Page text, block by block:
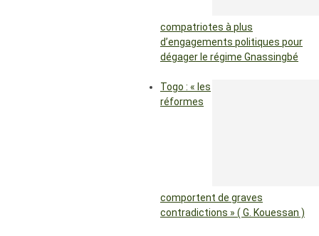
compatriotes à plus
d’engagements politiques pour
dégager le régime Gnassingbé
Togo : « les
réformes
comportent de graves
contradictions » ( G. Kouessan )